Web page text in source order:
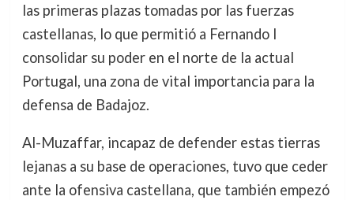
las primeras plazas tomadas por las fuerzas
castellanas, lo que permitió a Fernando I
consolidar su poder en el norte de la actual
Portugal, una zona de vital importancia para la
defensa de Badajoz.
Al-Muzaffar, incapaz de defender estas tierras
lejanas a su base de operaciones, tuvo que ceder
ante la ofensiva castellana, que también empezó